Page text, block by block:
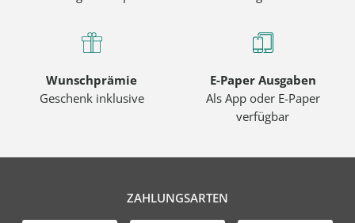
Wunschprämie
Geschenk inklusive
E-Paper Ausgaben
Als App oder E-Paper
verfügbar
ZAHLUNGSARTEN